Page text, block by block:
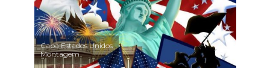
Capa Estados Unidos
Montagem